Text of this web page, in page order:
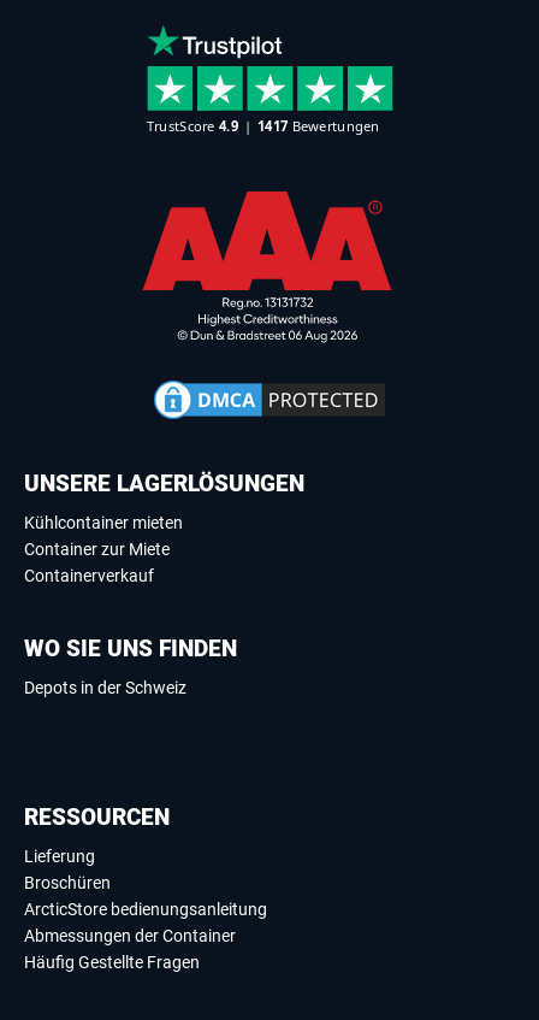
UNSERE LAGERLÖSUNGEN
Kühlcontainer mieten
Container zur Miete
Containerverkauf
WO SIE UNS FINDEN
Depots in der Schweiz
RESSOURCEN
Lieferung
Broschüren
ArcticStore bedienungsanleitung
Abmessungen der Container
Häufig Gestellte Fragen